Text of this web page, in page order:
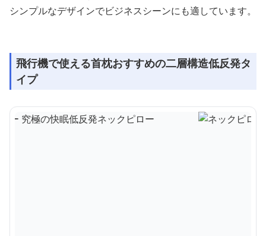
シンプルなデザインでビジネスシーンにも適しています。
飛行機で使える首枕おすすめの二層構造低反発タ
イプ